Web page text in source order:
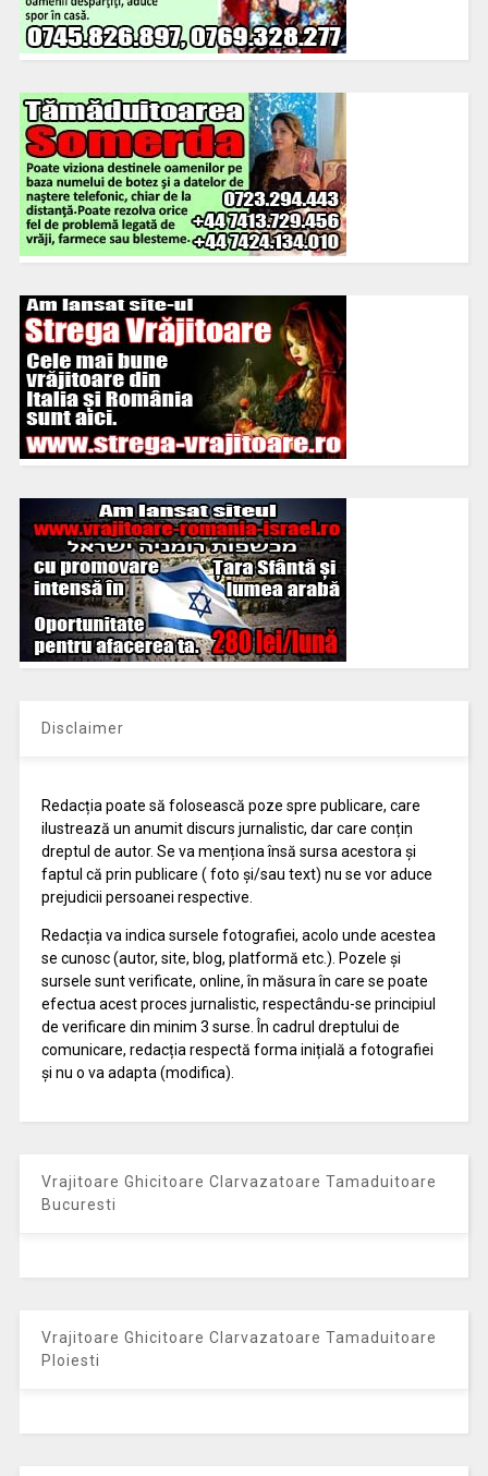
Disclaimer
Redacția poate să folosească poze spre publicare, care
ilustrează un anumit discurs jurnalistic, dar care conțin
dreptul de autor. Se va menționa însă sursa acestora și
faptul că prin publicare ( foto și/sau text) nu se vor aduce
prejudicii persoanei respective.
Redacția va indica sursele fotografiei, acolo unde acestea
se cunosc (autor, site, blog, platformă etc.). Pozele și
sursele sunt verificate, online, în măsura în care se poate
efectua acest proces jurnalistic, respectându-se principiul
de verificare din minim 3 surse. În cadrul dreptului de
comunicare, redacția respectă forma inițială a fotografiei
și nu o va adapta (modifica).
Vrajitoare Ghicitoare Clarvazatoare Tamaduitoare
Bucuresti
Vrajitoare Ghicitoare Clarvazatoare Tamaduitoare
Ploiesti